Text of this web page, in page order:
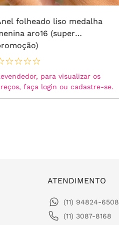
folheado liso medalha
aro16 (super
☆☆☆☆
para visualizar os
faça login ou cadastre-se.
ATENDIMENTO
(11) 94824-6508
(11) 3087-8168